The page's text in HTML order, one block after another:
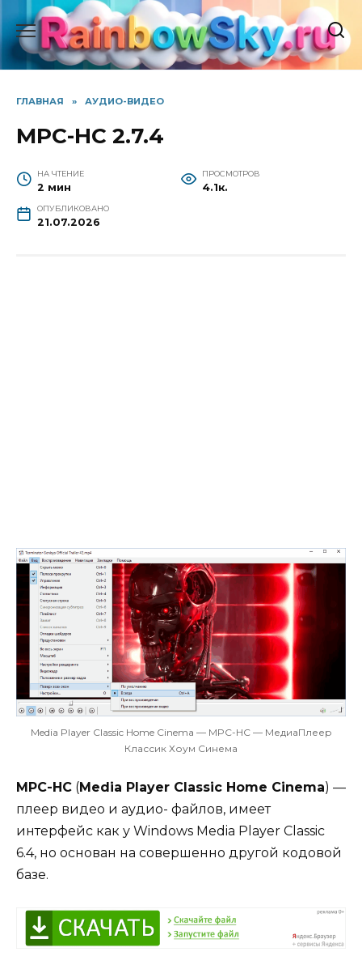
Перейти
содержанию
ГЛАВНАЯ » АУДИО-ВИДЕО
MPC-HC 2.7.4
НА ЧТЕНИЕ
2 мин
ПРОСМОТРОВ
4.1к.
ОПУБЛИКОВАНО
21.07.2026
Media Player Classic Home Cinema — MPC-HC — МедиаПлеер
Классик Хоум Синема
MPC-HC (Media Player Classic Home Cinema) —
плеер видео и аудио- файлов, имеет
интерфейс как у Windows Media Player Classic
6.4, но основан на совершенно другой кодовой
базе.